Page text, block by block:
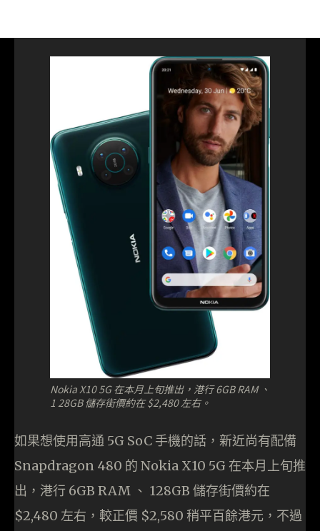
Nokia X10 5G 在本月上旬推出，港行 6GB RAM 、
1 28GB 儲存街價約在 $2,480 左右。
如果想使用高通 5G SoC 手機的話，新近尚有配備
Snapdragon 480 的 Nokia X10 5G 在本月上旬推
出，港行 6GB RAM 、 128GB 儲存街價約在
$2,480 左右，較正價 $2,580 稍平百餘港元，不過